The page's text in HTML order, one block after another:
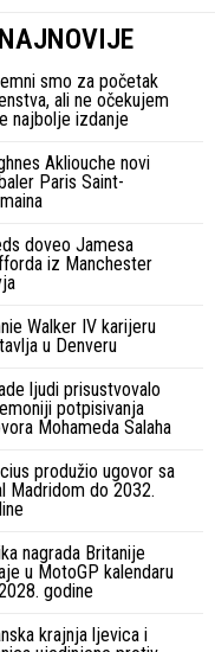
NAJNOVIJE
smo za početak
ali ne očekujem
najbolje izdanje
Akliouche novi
Paris Saint-
doveo Jamesa
iz Manchester
Walker IV karijeru
u Denveru
ljudi prisustvovalo
potpisivanja
Mohameda Salaha
produžio ugovor sa
Madridom do 2032.
nagrada Britanije
u MotoGP kalendaru
godine
krajnja ljevica i